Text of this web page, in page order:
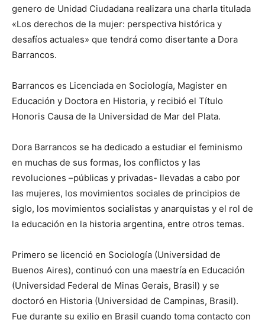
genero de Unidad Ciudadana realizara una charla titulada
«Los derechos de la mujer: perspectiva histórica y
desafíos actuales» que tendrá como disertante a Dora
Barrancos.
Barrancos es Licenciada en Sociología, Magister en
Educación y Doctora en Historia, y recibió el Título
Honoris Causa de la Universidad de Mar del Plata.
Dora Barrancos se ha dedicado a estudiar el feminismo
en muchas de sus formas, los conflictos y las
revoluciones –públicas y privadas- llevadas a cabo por
las mujeres, los movimientos sociales de principios de
siglo, los movimientos socialistas y anarquistas y el rol de
la educación en la historia argentina, entre otros temas.
Primero se licenció en Sociología (Universidad de
Buenos Aires), continuó con una maestría en Educación
(Universidad Federal de Minas Gerais, Brasil) y se
doctoró en Historia (Universidad de Campinas, Brasil).
Fue durante su exilio en Brasil cuando toma contacto con